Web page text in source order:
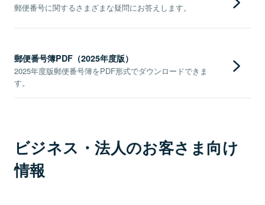
郵便番号に関するさまざまな疑問にお答えします。
郵便番号簿PDF（2025年度版）
2025年度版郵便番号簿をPDF形式でダウンロードできま
す。
ビジネス・法人のお客さま向け
情報